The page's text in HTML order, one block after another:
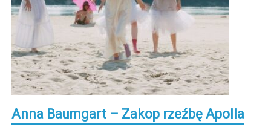
Anna Baumgart – Zakop rzeźbę Apolla